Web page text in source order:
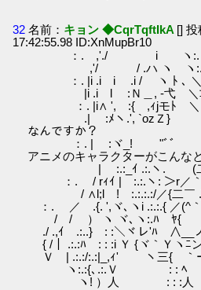
32 名前： キョン ◆CqrTqftIkA [] 投
17:42:55.98 ID:XnMupBr10
：. ,'./ i ヽ:. ヽ
,'/ / .ハ ヽ ヽ:.:.:.:.
：. |i .i i .i / ヽ ﾄ ､ ＼､
|i .i l :Ｎ＿, -弋 ＼弌
：. |i∧ ', :{ ,ｨjモﾄ ＼
.| :ﾒヽ.', `ozＺ}
なんですか？
：. | :ヾ_! ゝ "ﾞﾞ
アニメのキャラクターがこんな
| :.:_ｲ .:.ヽ. (二ﾌ ,
：. / rｨｲ | :.:.ヽ: ＞r／｀＜
/ ∧l;l ! :.:.:.:/／{二￣ .}
：. ／ .{. ',ヾ､ヽi .:.:.{ ／(^
/ / ） ヽ ヾ､ヽ:.ﾊ ﾔ{ ∧
./ .,ｲ .:..} : :＼ヾレ'ﾊ ∧__ノ
{ /｜ .:.:ﾊ : : :i Ｙ {ヾ｀Ｙヽﾆ
Ｖ | .:.:/:.:|_,ｨ'￣ ヽ三{ ｀
ヽ:.:{､.:.Ｖ : : ﾍ :
ヽ! ）人 : : :人 :